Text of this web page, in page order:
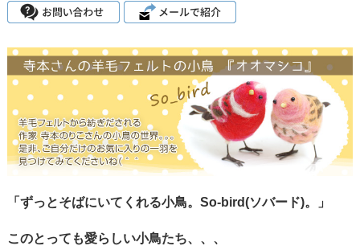
「ずっとそばにいてくれる小鳥。So-bird(ソバード)。」
このとっても愛らしい小鳥たち、、、